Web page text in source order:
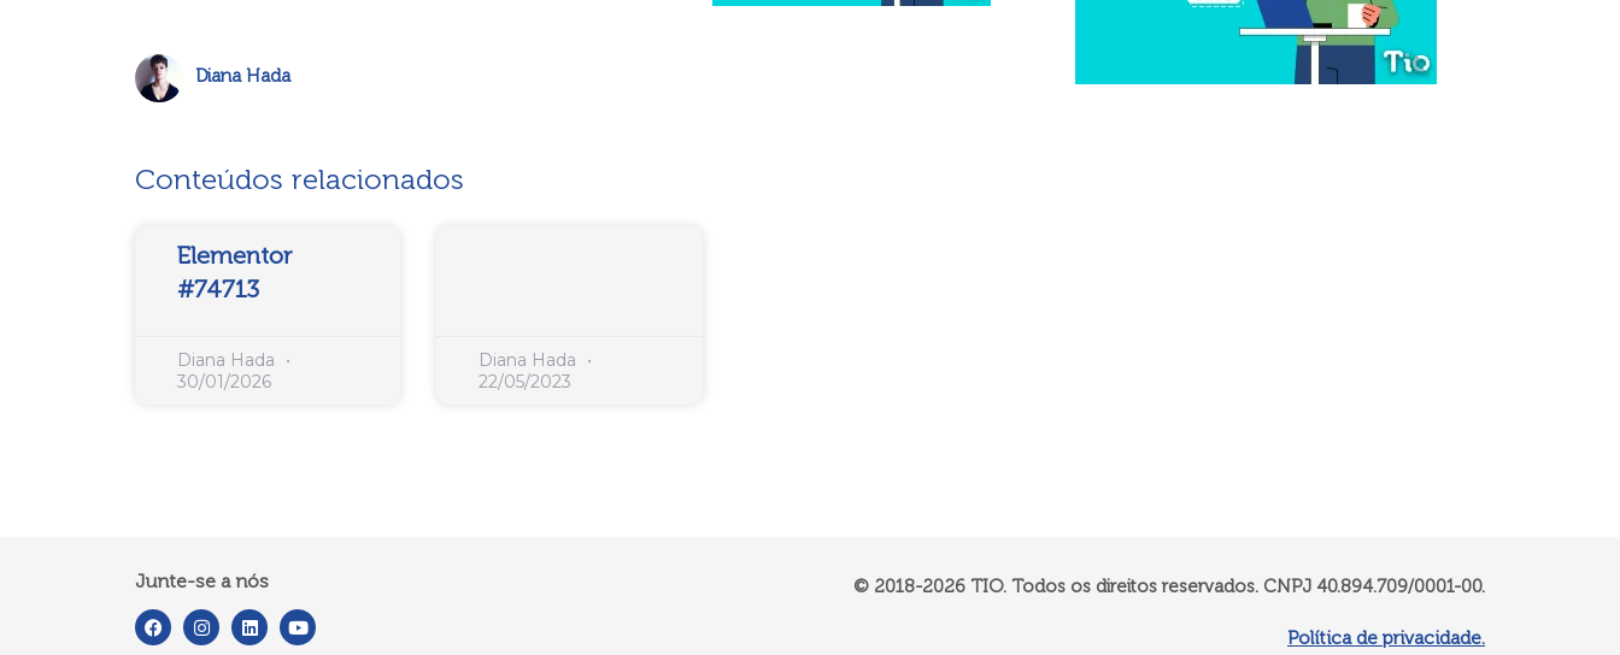
Diana Hada
Conteúdos relacionados
Elementor
#74713
Diana Hada
30/01/2026
Diana Hada
22/05/2023
Junte-se a nós © 2018-2026TIO. Todos os direitos reservados. CNPJ 40.894.709/0001-00​.
Política de privacidade.